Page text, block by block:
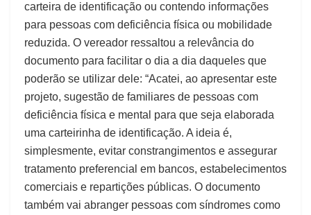
carteira de identificação ou contendo informações
para pessoas com deficiência física ou mobilidade
reduzida. O vereador ressaltou a relevância do
documento para facilitar o dia a dia daqueles que
poderão se utilizar dele: “Acatei, ao apresentar este
projeto, sugestão de familiares de pessoas com
deficiência física e mental para que seja elaborada
uma carteirinha de identificação. A ideia é,
simplesmente, evitar constrangimentos e assegurar
tratamento preferencial em bancos, estabelecimentos
comerciais e repartições públicas. O documento
também vai abranger pessoas com síndromes como